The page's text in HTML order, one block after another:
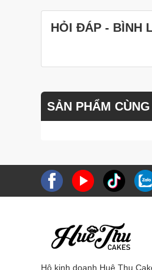
HỎI ĐÁP - BÌNH
SẢN PHẨM
Hộ kinh doanh Huệ Thu